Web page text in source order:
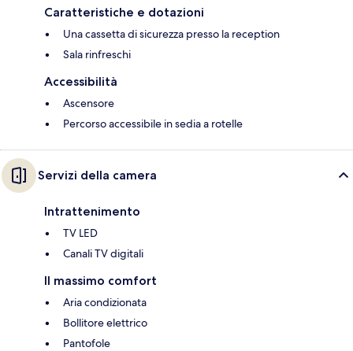
Caratteristiche e dotazioni
Una cassetta di sicurezza presso la reception
Sala rinfreschi
Accessibilità
Ascensore
Percorso accessibile in sedia a rotelle
Servizi della camera
Intrattenimento
TV LED
Canali TV digitali
Il massimo comfort
Aria condizionata
Bollitore elettrico
Pantofole